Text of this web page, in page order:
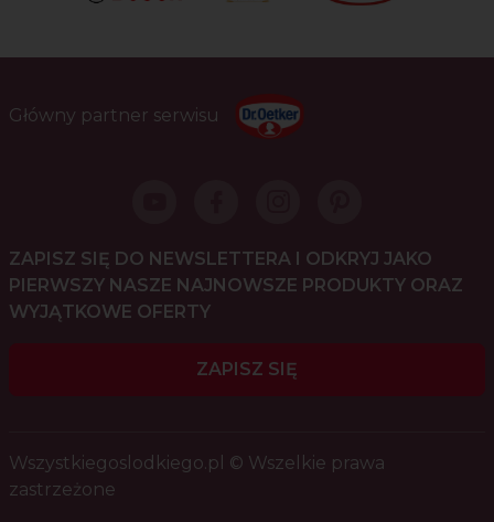
Główny partner serwisu
ZAPISZ SIĘ DO NEWSLETTERA I ODKRYJ JAKO
PIERWSZY NASZE NAJNOWSZE PRODUKTY ORAZ
WYJĄTKOWE OFERTY
ZAPISZ SIĘ
Wszystkiegoslodkiego.pl © Wszelkie prawa
zastrzeżone